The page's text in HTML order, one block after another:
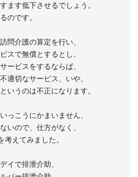
ます低下させるでしょう。
のです。
問介護の算定を行い、
スで無償とするとし、
ービスをするならば、
適切なサービス、いや、
いうのは不正になります。
っこうにかまいません、
いので、仕方がなく、
えてみました。
イで排泄介助、